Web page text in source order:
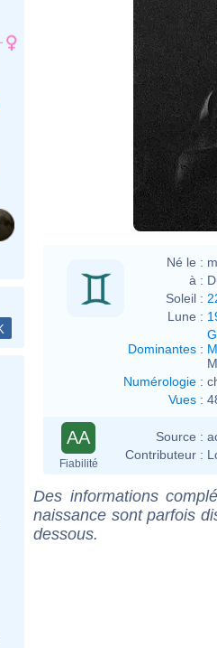
Né le :
à :
Soleil :
Lune :
Dominantes :
Numérologie :
Vues :
AA
Fiabilité
Source :
Contributeur :
Des informations
naissance sont parfois
dessous.